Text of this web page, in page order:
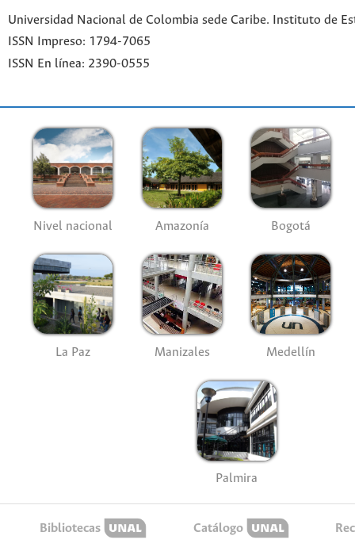
Universidad Nacional de Colombia sede Caribe. Instituto de
ISSN Impreso: 1794-7065
ISSN En línea: 2390-0555
Nivel nacional Amazonía Bogotá
La Paz Manizales Medellín
Palmira
Bibliotecas Catálogo